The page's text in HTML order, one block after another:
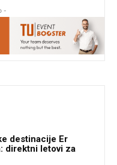
-
destinacije Er
direktni letovi za